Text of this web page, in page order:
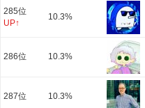
285位
UP↑
10.3%
286位 10.3%
287位 10.3%